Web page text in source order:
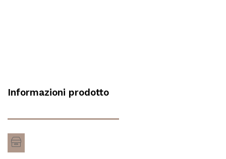
Informazioni prodotto